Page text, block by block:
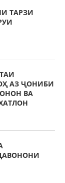
ТАРЗИ
АЗ ҶОНИБИ
ВА